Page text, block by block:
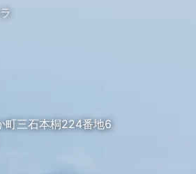
町三石本桐224番地6